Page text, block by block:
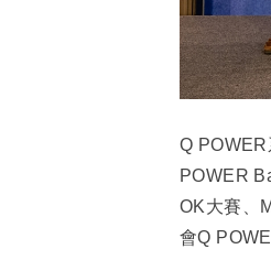
Q
POWER
OK大賽、
會Q